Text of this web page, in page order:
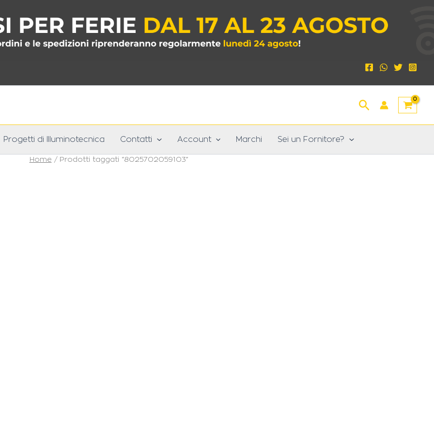
Cerca
Progetti di Illuminotecnica Contatti Account Marchi Sei un Fornitore?
Home / Prodotti taggati “8025702059103”